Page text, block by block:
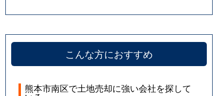
こんな方におすすめ
熊本市南区で土地売却に強い会社を探して